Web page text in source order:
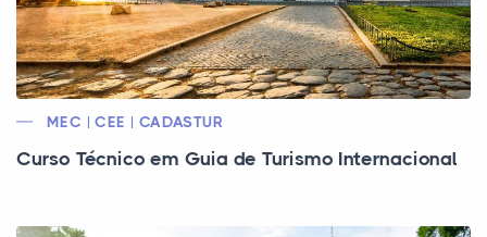
MEC | CEE | CADASTUR
Curso Técnico em Guia de Turismo Internacional